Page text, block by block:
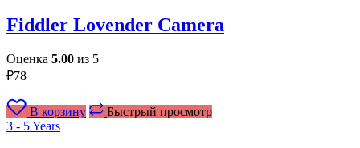
Fiddler Lovender Camera
Оценка 5.00 из 5
₽78
В корзину
Быстрый просмотр
3 - 5 Years